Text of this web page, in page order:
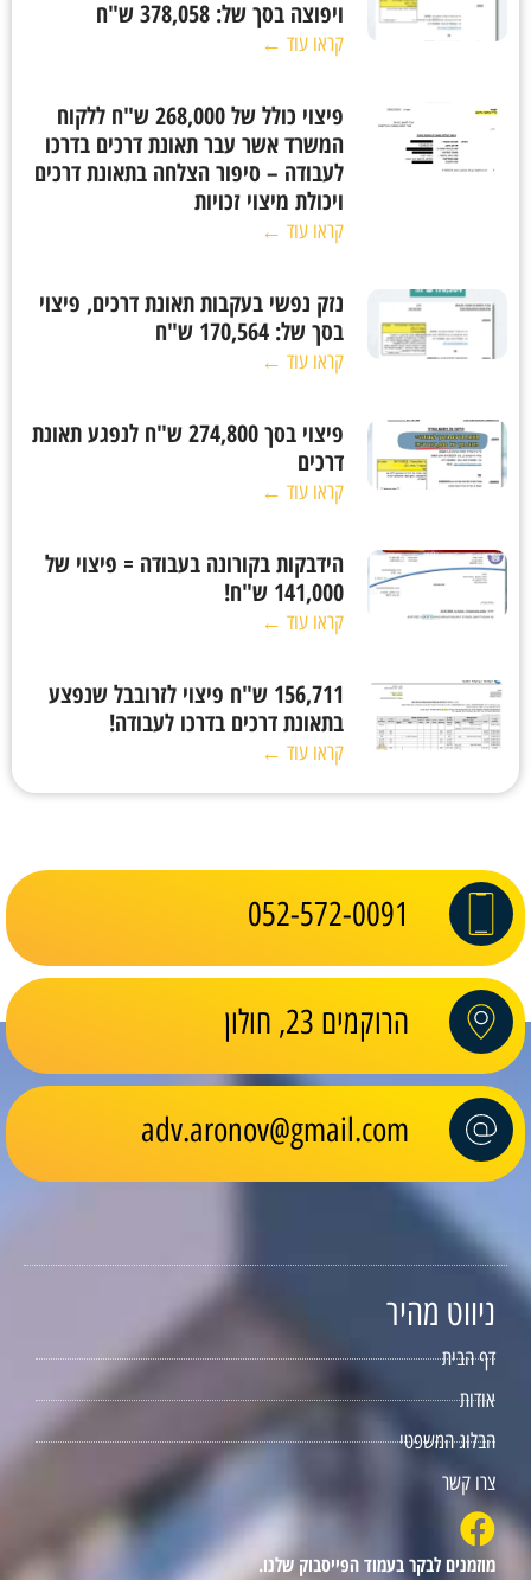
ויפוצה בסך של: 378,058 ש"ח
קראו עוד ←
פיצוי כולל של 268,000 ש"ח ללקוח
המשרד אשר עבר תאונת דרכים בדרכו
לעבודה – סיפור הצלחה בתאונת דרכים
ויכולת מיצוי זכויות
קראו עוד ←
נזק נפשי בעקבות תאונת דרכים, פיצוי
בסך של: 170,564 ש"ח
קראו עוד ←
פיצוי בסך 274,800 ש"ח לנפגע תאונת
דרכים
קראו עוד ←
הידבקות בקורונה בעבודה = פיצוי של
141,000 ש"ח!
קראו עוד ←
156,711 ש"ח פיצוי לזרובבל שנפצע
בתאונת דרכים בדרכו לעבודה!
קראו עוד ←
052-572-0091
הרוקמים 23, חולון
adv.aronov@gmail.com
ניווט מהיר
דף הבית
אודות
הבלוג המשפטי
צרו קשר
מוזמנים לבקר בעמוד הפייסבוק שלנו.